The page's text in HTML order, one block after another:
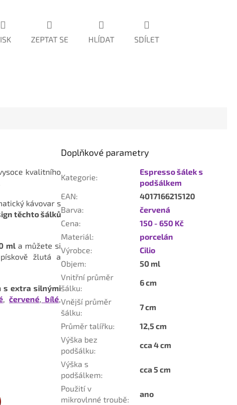
ZEPTAT SE HLÍDAT SDÍLET
kvalitního
kávovar s
těchto šálků
mla můžete si
žlutá a
s extra silnými
,červené, bílé,
Doplňkové parametry
Kategorie:
Espresso šálek s
podšálkem
EAN:
4017166215120
Barva:
červená
Cena:
150 - 650 Kč
Materiál:
porcelán
Výrobce:
Cilio
Objem:
50 ml
Vnitřní průměr
šálku:
6 cm
Vnější průměr
šálku:
7 cm
Průměr talířku:
12,5 cm
Výška bez
podšálku:
cca 4 cm
Výška s
podšálkem:
cca 5 cm
Použití v
mikrovlnné troubě:
ano